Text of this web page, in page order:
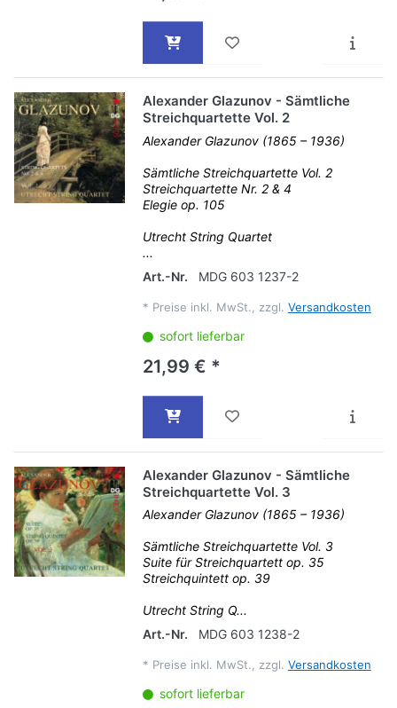
Alexander Glazunov - Sämtliche
Streichquartette Vol. 2
Alexander Glazunov (1865 – 1936)
Sämtliche Streichquartette Vol. 2
Streichquartette Nr. 2 & 4
Elegie op. 105
Utrecht String Quartet
...
Art.-Nr.
MDG 603 1237-2
* Preise inkl. MwSt., zzgl. Versandkosten
sofort lieferbar
21,99 € *
Alexander Glazunov - Sämtliche
Streichquartette Vol. 3
Alexander Glazunov (1865 – 1936)
Sämtliche Streichquartette Vol. 3
Suite für Streichquartett op. 35
Streichquintett op. 39
Utrecht String Q...
Art.-Nr.
MDG 603 1238-2
* Preise inkl. MwSt., zzgl. Versandkosten
sofort lieferbar